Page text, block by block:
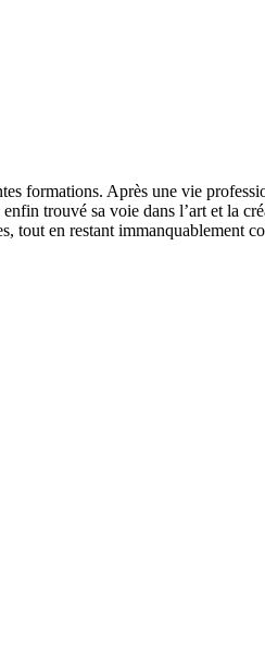
formations. Après une vie
trouvé sa voie dans l’art et la
tout en restant immanquablement